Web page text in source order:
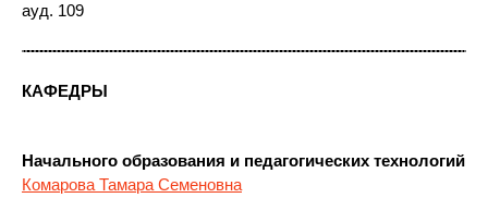
ауд. 109
КАФЕДРЫ
Начального образования и педагогических технологий
Комарова Тамара Семеновна